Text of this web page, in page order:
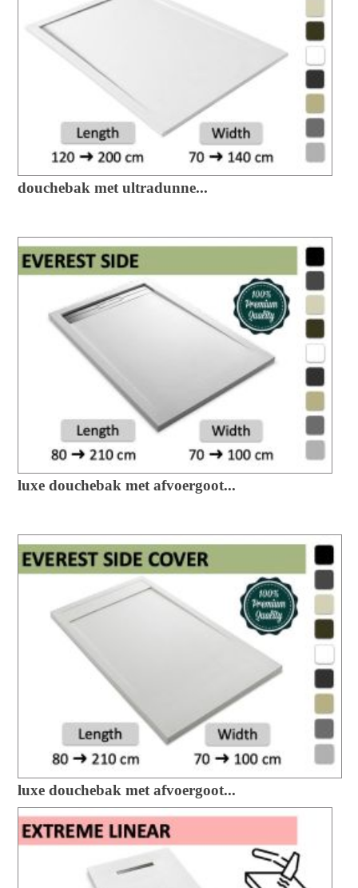
douchebak met ultradunne...
luxe douchebak met afvoergoot...
luxe douchebak met afvoergoot...